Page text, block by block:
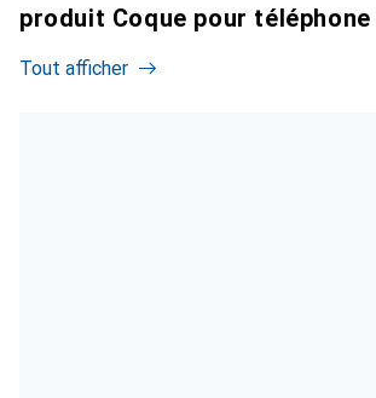
produit Coque pour
Tout afficher